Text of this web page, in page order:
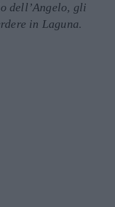
dell’Angelo, gli
in Laguna.